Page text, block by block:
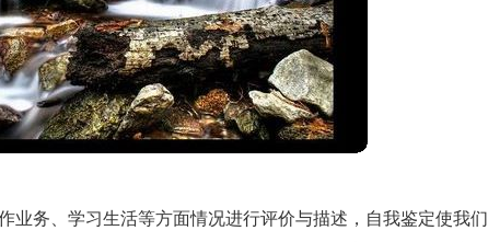
业务、学习生活等方面情况进行评价与描述，自我鉴定使我们